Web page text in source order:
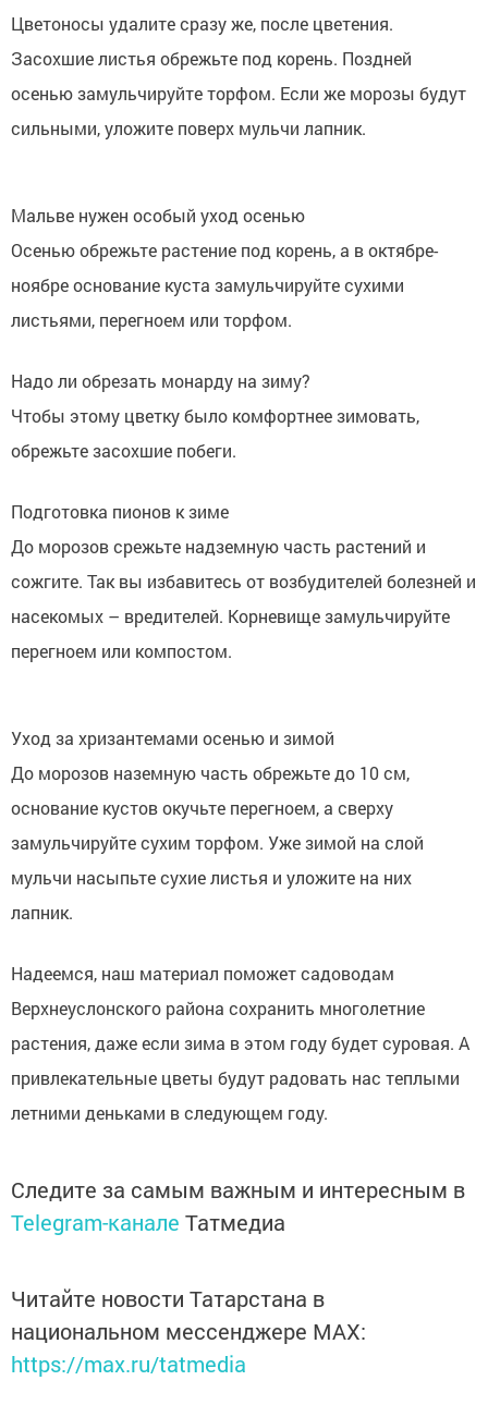
Цветоносы удалите сразу же, после цветения.
Засохшие листья обрежьте под корень. Поздней
осенью замульчируйте торфом. Если же морозы будут
сильными, уложите поверх мульчи лапник.
Мальве нужен особый уход осенью
Осенью обрежьте растение под корень, а в октябре-
ноябре основание куста замульчируйте сухими
листьями, перегноем или торфом.
Надо ли обрезать монарду на зиму?
Чтобы этому цветку было комфортнее зимовать,
обрежьте засохшие побеги.
Подготовка пионов к зиме
До морозов срежьте надземную часть растений и
сожгите. Так вы избавитесь от возбудителей болезней и
насекомых – вредителей. Корневище замульчируйте
перегноем или компостом.
Уход за хризантемами осенью и зимой
До морозов наземную часть обрежьте до 10 см,
основание кустов окучьте перегноем, а сверху
замульчируйте сухим торфом. Уже зимой на слой
мульчи насыпьте сухие листья и уложите на них
лапник.
Надеемся, наш материал поможет садоводам
Верхнеуслонского района сохранить многолетние
растения, даже если зима в этом году будет суровая. А
привлекательные цветы будут радовать нас теплыми
летними деньками в следующем году.
Следите за самым важным и интересным в
Telegram-канале Татмедиа
Читайте новости Татарстана в
национальном мессенджере MАХ:
https://max.ru/tatmedia